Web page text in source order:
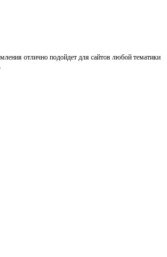
отлично подойдет для сайтов любой тематики